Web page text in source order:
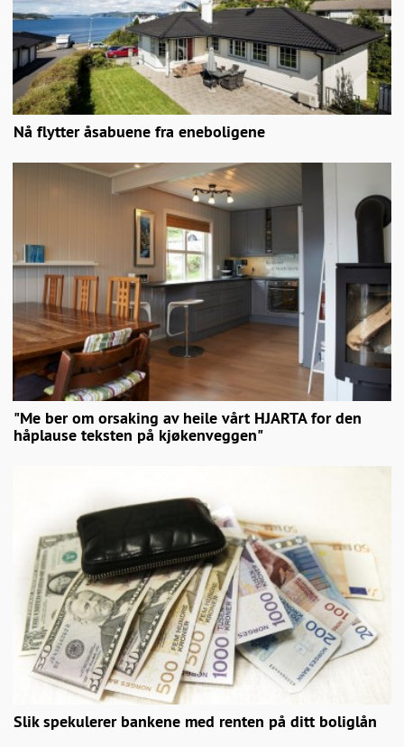
Nå flytter åsabuene fra eneboligene
"Me ber om orsaking av heile vårt HJARTA for den
håplause teksten på kjøkenveggen"
Slik spekulerer bankene med renten på ditt boliglån